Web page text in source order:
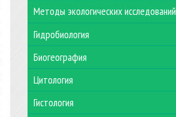
Методы экологических исследований
Гидробиология
Биогеография
Цитология
Гистология